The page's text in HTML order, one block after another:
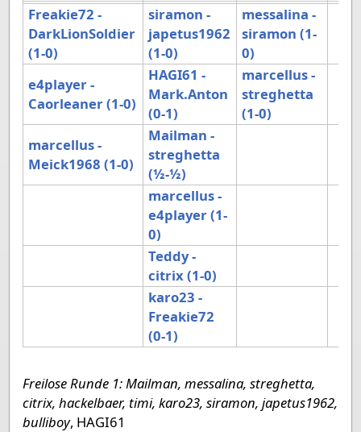
Freakie72 -
DarkLionSoldier
(1-0)
siramon -
japetus1962
(1-0)
messalina -
siramon (1-
0)
e4player -
Caorleaner (1-0)
HAGI61 -
Mark.Anton
(0-1)
marcellus -
streghetta
(1-0)
marcellus -
Meick1968 (1-0)
Mailman -
streghetta
(½-½)
marcellus -
e4player (1-
0)
Teddy -
citrix (1-0)
karo23 -
Freakie72
(0-1)
Freilose Runde 1: Mailman, messalina, streghetta,
citrix, hackelbaer, timi, karo23, siramon, japetus1962,
bulliboy, HAGI61